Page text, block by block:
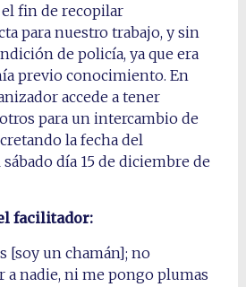
fin de recopilar
para nuestro trabajo, y sin
de policía, ya que era
previo conocimiento. En
accede a tener
para un intercambio de
la fecha del
día 15 de diciembre de
facilitador:
[soy un chamán]; no
a nadie, ni me pongo plumas